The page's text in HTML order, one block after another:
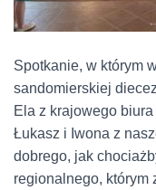
Spotkanie, w którym
sandomierskiej
Ela z krajowego
Łukasz i Iwona z
dobrego, jak
regionalnego, którym